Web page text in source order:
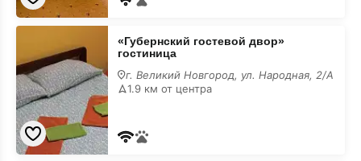
«Губернский
двор»
гостиница
«Губернский гостевой двор»
гостиница
г. Великий Новгород, ул. Народная, 2/А
1.9 км от центра